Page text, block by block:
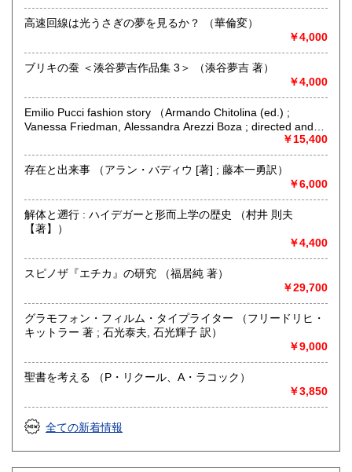
店頭にお持ちいただけましたら、その場で査定してお支払い
高速回線は光うさぎの夢を見るか？ （華倫変）
￥4,000
ブリキの蚕 ＜湊谷夢吉作品集 3＞ （湊谷夢吉 著）
￥4,000
Emilio Pucci fashion story （Armando Chitolina (ed.) ;
Vanessa Friedman, Alessandra Arezzi Boza ; directed and
￥15,400
存在と出来事 （アラン・バディウ [著] ; 藤本一勇訳）
￥6,000
解体と遡行 : ハイデガーと形而上学の歴史 （村井 則夫
【著】）
￥4,400
スピノザ『エチカ』の研究 （福居純 著）
￥29,700
グラモフォン・フィルム・タイプライター （フリードリヒ・
キットラー 著 ; 石光泰夫, 石光輝子 訳）
￥9,000
聖書を考える （P・リクール、A・ラコック）
￥3,850
全ての新着情報